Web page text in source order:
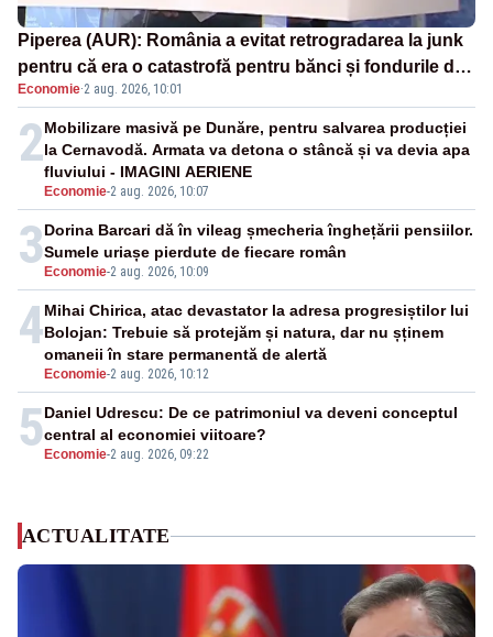
Piperea (AUR): România a evitat retrogradarea la junk
pentru că era o catastrofă pentru bănci și fondurile de
pensii
Economie·2 aug. 2026, 10:01
2
Economie-2 aug. 2026, 10:07
Mobilizare masivă pe Dunăre, pentru salvarea producției
la Cernavodă. Armata va detona o stâncă și va devia apa
fluviului - IMAGINI AERIENE
3 Economie-2 aug. 2026, 10:09
Dorina Barcari dă în vileag șmecheria înghețării pensiilor.
Sumele uriașe pierdute de fiecare român
4
Economie-2 aug. 2026, 10:12
Mihai Chirica, atac devastator la adresa progresiștilor lui
Bolojan: Trebuie să protejăm și natura, dar nu șținem
omaneii în stare permanentă de alertă
5 Economie-2 aug. 2026, 09:22
Daniel Udrescu: De ce patrimoniul va deveni conceptul
central al economiei viitoare?
ACTUALITATE